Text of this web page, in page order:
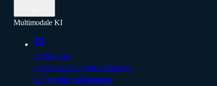
Multimodale KI
AI Platform
Orchestrieren Sie mehrsprachige
Unternehmensprogramme